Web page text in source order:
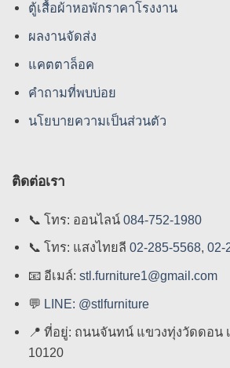
ตู้เสื้อผ้าหอพักราคาโรงงาน
ผลงานจัดส่ง
แคตตาล็อค
คําถามที่พบบ่อย
นโยบายความเป็นส่วนตัว
ติดต่อเรา
📞โทร: ออนไลน์084-752-1980
📞โทร: แสงไทยลี 02-285-5568,02-
📧 อีเมล์:stl.furniture1@gmail.com
💬 LINE: @stlfurniture
📍 ที่อยู่: ถนนจันทน์ แขวงทุ่งวัดดอน
10120